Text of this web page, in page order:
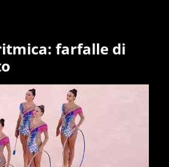
farfalle di